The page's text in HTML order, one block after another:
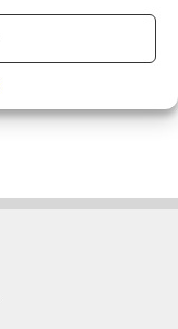
dig gärna att hitta
kan vi ofta